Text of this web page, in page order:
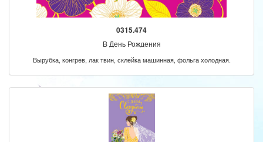
0315.474
В День Рождения
Вырубка, конгрев, лак твин, склейка машинная, фольга холодная.